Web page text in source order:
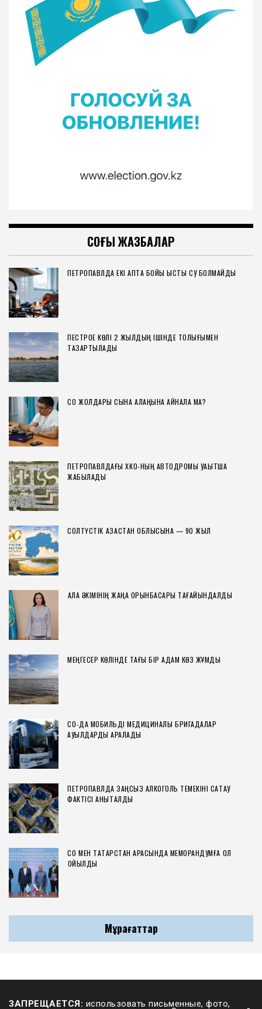
СОҢҒЫ ЖАЗБАЛАР
ПЕТРОПАВЛДА ЕКІ АПТА БОЙЫ ЫСТЫҚ СУ БОЛМАЙДЫ
ПЕСТРОЕ КӨЛІ 2 ЖЫЛДЫҢ ІШІНДЕ ТОЛЫҒЫМЕН
ТАЗАРТЫЛАДЫ
СҚО ЖОЛДАРЫ СЫНАҚ АЛАҢЫНА АЙНАЛА МА?
ПЕТРОПАВЛДАҒЫ ХҚКО-НЫҢ АВТОДРОМЫ УАҚЫТША
ЖАБЫЛАДЫ
СОЛТҮСТІК ҚАЗАҚСТАН ОБЛЫСЫНА — 90 ЖЫЛ
ҚАЛА ӘКІМІНІҢ ЖАҢА ОРЫНБАСАРЫ ТАҒАЙЫНДАЛДЫ
МЕҢГЕСЕР КӨЛІНДЕ ТАҒЫ БІР АДАМ КӨЗ ЖҰМДЫ
СҚО-ДА МОБИЛЬДІ МЕДИЦИНАЛЫҚ БРИГАДАЛАР
АУЫЛДАРДЫ АРАЛАДЫ
ПЕТРОПАВЛДА ЗАҢСЫЗ АЛКОГОЛЬ ТЕМЕКІНІ САҚТАУ
ФАКТІСІ АНЫҚТАЛДЫ
СҚО МЕН ТАТАРСТАН АРАСЫНДА МЕМОРАНДУМҒА ҚОЛ
ҚОЙЫЛДЫ
Мұрағаттар
ЗАПРЕЩАЕТСЯ: использовать письменные, фото,